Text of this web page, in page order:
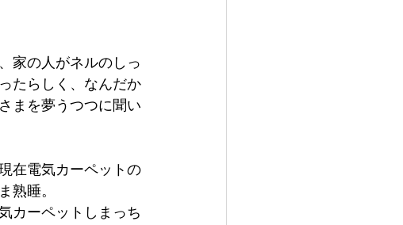
ふしぎ 読書会
家の人がネルのしっ
たらしく、なんだか
まを夢うつつに聞い
在電気カーペットの
熟睡。
カーペットしまっち